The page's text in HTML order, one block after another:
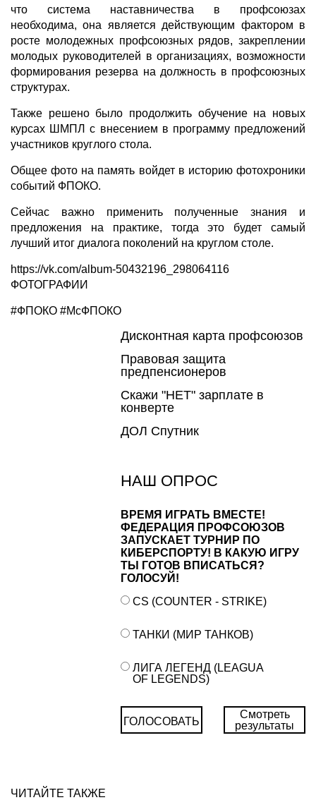
что система наставничества в профсоюзах
необходима, она является действующим фактором в
росте молодежных профсоюзных рядов, закреплении
молодых руководителей в организациях, возможности
формирования резерва на должность в профсоюзных
структурах.
Также решено было продолжить обучение на новых
курсах ШМПЛ с внесением в программу предложений
участников круглого стола.
Общее фото на память войдет в историю фотохроники
событий ФПОКО.
Сейчас важно применить полученные знания и
предложения на практике, тогда это будет самый
лучший итог диалога поколений на круглом столе.
https://vk.com/album-50432196_298064116
ФОТОГРАФИИ
#ФПОКО #МсФПОКО
Дисконтная карта профсоюзов
Правовая защита
предпенсионеров
Скажи "НЕТ" зарплате в
конверте
ДОЛ Спутник
НАШ ОПРОС
ВРЕМЯ ИГРАТЬ ВМЕСТЕ!
ФЕДЕРАЦИЯ ПРОФСОЮЗОВ
ЗАПУСКАЕТ ТУРНИР ПО
КИБЕРСПОРТУ! В КАКУЮ ИГРУ
ТЫ ГОТОВ ВПИСАТЬСЯ?
ГОЛОСУЙ!
CS (COUNTER - STRIKE)
ТАНКИ (МИР ТАНКОВ)
ЛИГА ЛЕГЕНД (LEAGUA
OF LEGENDS)
ГОЛОСОВАТЬ
Смотреть
результаты
ЧИТАЙТЕ ТАКЖЕ